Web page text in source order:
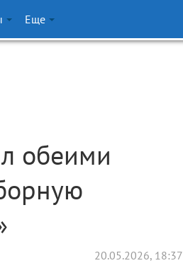
Еще
обеими
20.05.2026, 18:37